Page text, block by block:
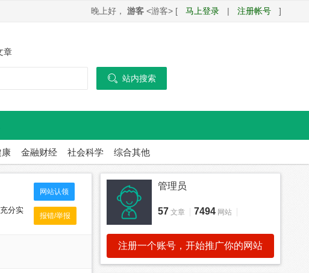
晚上好， 游客 <游客> [ 马上登录 | 注册帐号 ]
章
 站内搜索
康 金融财经 社会科学 综合其他
分实
网站认领
报错/举报
管理员
57 文章 7494 网站
注册一个账号，开始推广你的网站